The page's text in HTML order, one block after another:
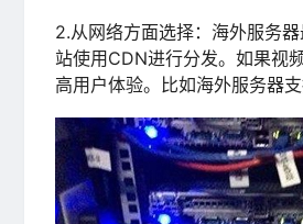
2.从网络方面选择：海外服务
站使用CDN进行分发。如果视
高用户体验。比如海外服务器